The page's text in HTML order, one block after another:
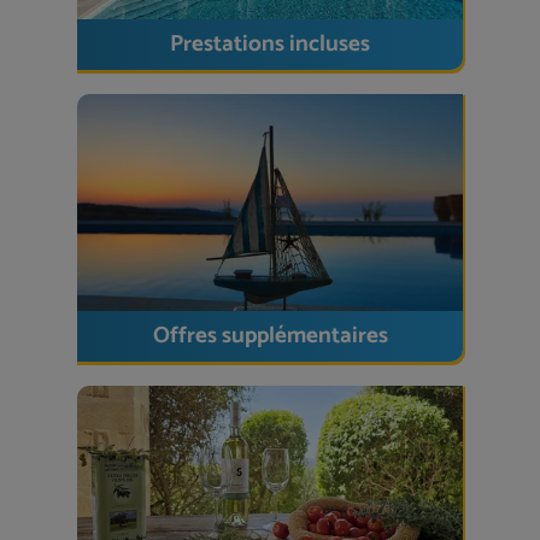
Service de ménage, nettoyage de
fin de séjour compris –nettoyage
intermédiaire inclus pour les séjours prolongés
Jardinier et service d’entretien
régulièrement sur place
Chauffage au soldans toute la maison, pour
la saison froide
Storespour faire obscurcir la pièce et
moustiquairesaux fenêtres et aux portes
Détecteurs de fumée et d'incendie
Situation et environs
La villa est située à proximité du village ; les tavernes
sont accessibles à pied. Rethymno, avec sa vieille
ville et ses plages, est accessible en environ 10
minutes en voiture.
Prestations incluses
Offres supplémentaires